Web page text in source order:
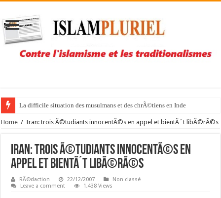
La difficile situation des musulmans et des chrÃ©tiens en Inde
Home / Iran: trois Ã©tudiants innocentÃ©s en appel et bientÃ´t libÃ©rÃ©s
Iran: trois Ã©tudiants innocentÃ©s en
appel et bientÃ´t libÃ©rÃ©s
RÃ©daction 22/12/2007
Non classé
Leave a comment
1,438 Views